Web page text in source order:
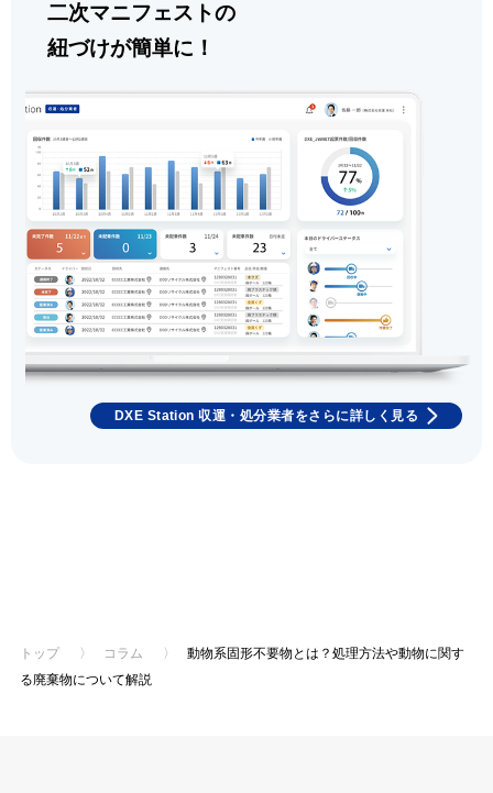
二次マニフェストの
紐づけが簡単に！
DXE Station 収運・処分業者をさらに詳しく見る
トップ 〉 コラム 〉
動物系固形不要物とは？処理方法や動物に関す
る廃棄物について解説